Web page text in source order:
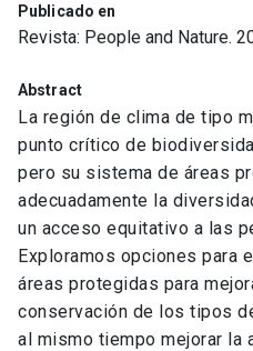
Publicado en
Revista: People and Nature.
Abstract
La región de clima de tipo
punto crítico de
pero su sistema de áreas
adecuadamente la
un acceso equitativo a las
Exploramos opciones para
áreas protegidas para
conservación de los tipos
al mismo tiempo mejorar la